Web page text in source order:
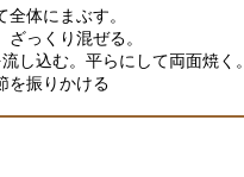
体にまぶす。
っくり混ぜる。
し込む。平らにして両面焼く。
を振りかける